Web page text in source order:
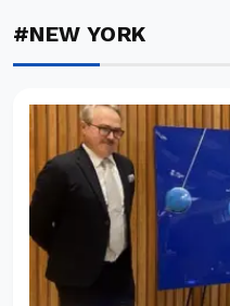
#NEW YORK